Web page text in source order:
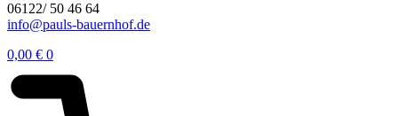
06122/ 50 46 64
info@pauls-bauernhof.de
0,00 € 0